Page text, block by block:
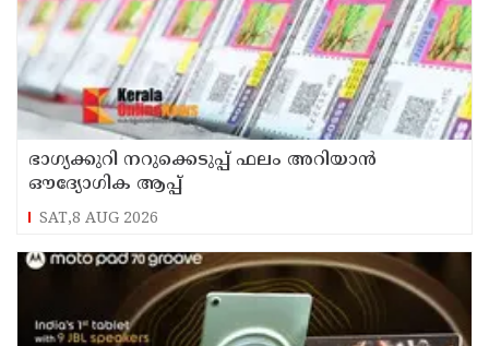
ഭാഗ്യക്കുറി നറുക്കെടുപ്പ് ഫലം അറിയാൻ
ഔദ്യോഗിക ആപ്പ്
SAT,8 AUG 2026